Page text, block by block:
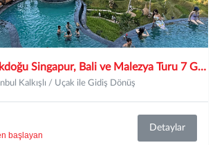
Thy ile Direkt Uzakdoğu Singapur, Bali ve Malezya Turu 7 Gece Konaklamalı İstanbul Hareketli
Kalkışlı / Uçak ile Gidiş Dönüş
başlayan
Detaylar